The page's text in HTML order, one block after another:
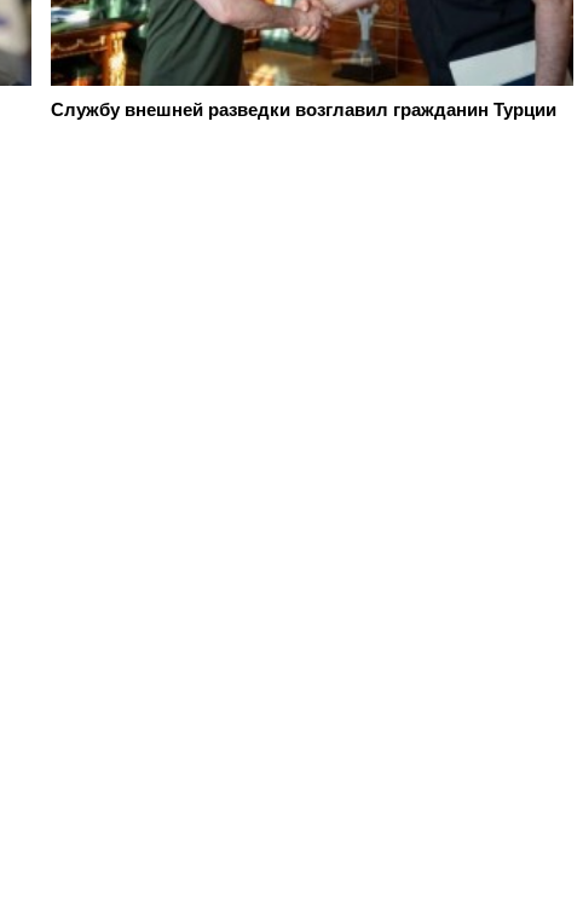
Службу внешней разведки возглавил гражданин Турции